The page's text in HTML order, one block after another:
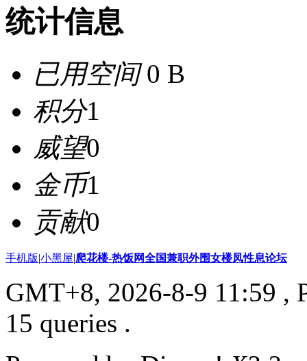
统计信息
已用空间0 B
积分1
威望0
金币1
贡献0
手机版|小黑屋|爬花楼-热饭网全国兼职外围女楼凤性息论坛
GMT+8, 2026-8-9 11:59 ,
15 queries .